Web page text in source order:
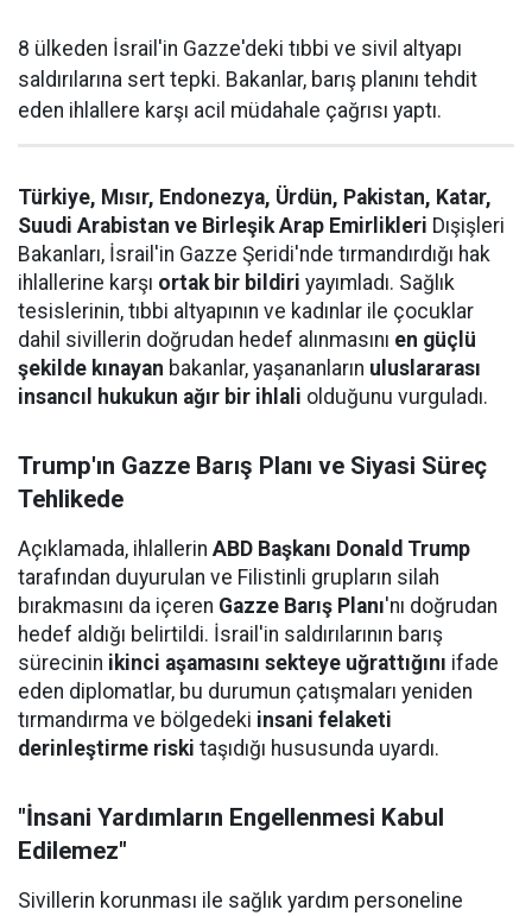
8 ülkeden İsrail'in Gazze'deki tıbbi ve sivil altyapı
saldırılarına sert tepki. Bakanlar, barış planını tehdit
eden ihlallere karşı acil müdahale çağrısı yaptı.
Türkiye, Mısır, Endonezya, Ürdün, Pakistan, Katar,
Suudi Arabistan ve Birleşik Arap Emirlikleri Dışişleri
Bakanları, İsrail'in Gazze Şeridi'nde tırmandırdığı hak
ihlallerine karşı ortak bir bildiri yayımladı. Sağlık
tesislerinin, tıbbi altyapının ve kadınlar ile çocuklar
dahil sivillerin doğrudan hedef alınmasını en güçlü
şekilde kınayan bakanlar, yaşananların uluslararası
insancıl hukukun ağır bir ihlali olduğunu vurguladı.
Trump'ın Gazze Barış Planı ve Siyasi Süreç
Tehlikede
Açıklamada, ihlallerin ABD Başkanı Donald Trump
tarafından duyurulan ve Filistinli grupların silah
bırakmasını da içeren Gazze Barış Planı'nı doğrudan
hedef aldığı belirtildi. İsrail'in saldırılarının barış
sürecinin ikinci aşamasını sekteye uğrattığını ifade
eden diplomatlar, bu durumun çatışmaları yeniden
tırmandırma ve bölgedeki insani felaketi
derinleştirme riski taşıdığı hususunda uyardı.
"İnsani Yardımların Engellenmesi Kabul
Edilemez"
Sivillerin korunması ile sağlık yardım personeline